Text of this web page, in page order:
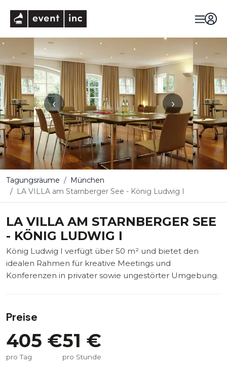
‹ ›
Tagungsräume
München
LA VILLA am Starnberger See - König Ludwig I
LA VILLA AM STARNBERGER SEE
- KÖNIG LUDWIG I
König Ludwig I verfügt über 50 m² und bietet den
idealen Rahmen für kreative Meetings und
Konferenzen in privater sowie ungestörter Umgebung.
Preise
405 €
pro Tag
51 €
pro Stunde